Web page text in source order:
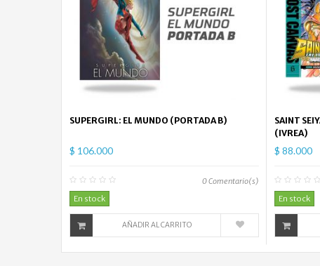
SUPERGIRL: EL MUNDO (PORTADA B)
$ 106.000
0Comentario(s)
En stock
AÑADIR AL CARRITO
SAINT
(IVREA)
$ 88.000
En stock